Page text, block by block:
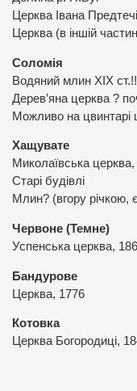
Церква Івана
Церква (в іншій
Соломія
Водяний млин ХІХ
Дерев’яна церква ?
Можливо на цвинтарі
Хащувате
Миколаївська
Старі будівлі
Млин? (вгору річкою,
Червоне (Темне)
Успенська церква,
Бандурове
Церква, 1776
Котовка
Церква Богородиці,